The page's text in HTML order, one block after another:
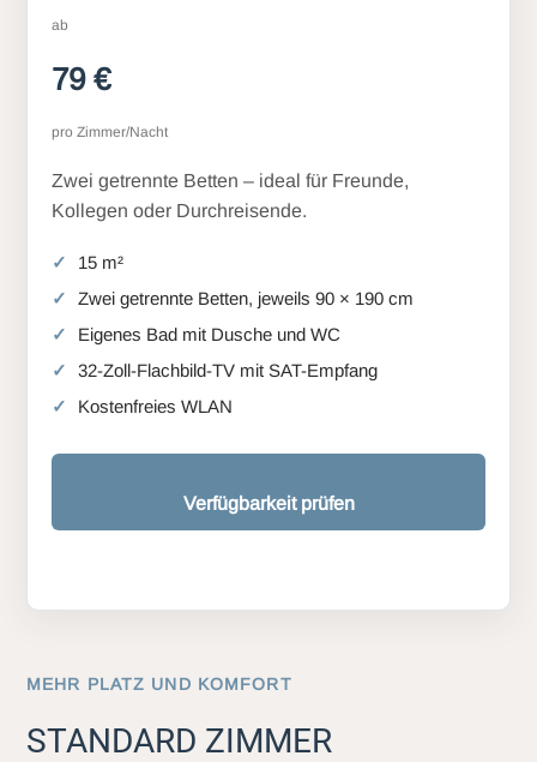
ab
79 €
pro Zimmer/Nacht
Zwei getrennte Betten – ideal für Freunde,
Kollegen oder Durchreisende.
15 m²
Zwei getrennte Betten, jeweils 90 × 190 cm
Eigenes Bad mit Dusche und WC
32-Zoll-Flachbild-TV mit SAT-Empfang
Kostenfreies WLAN
Verfügbarkeit prüfen
MEHR PLATZ UND KOMFORT
STANDARD ZIMMER